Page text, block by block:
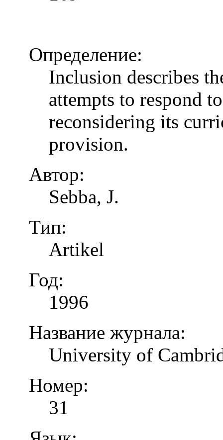
Определение:
Inclusion describes
attempts to respond
reconsidering its
provision.
Автор:
Sebba, J.
Тип:
Artikel
Год:
1996
Название журнала:
University of
Номер:
31